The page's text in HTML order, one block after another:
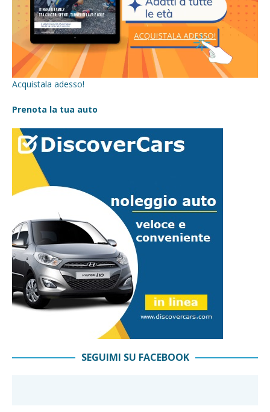
Acquistala adesso!
Prenota la tua auto
SEGUIMI SU FACEBOOK